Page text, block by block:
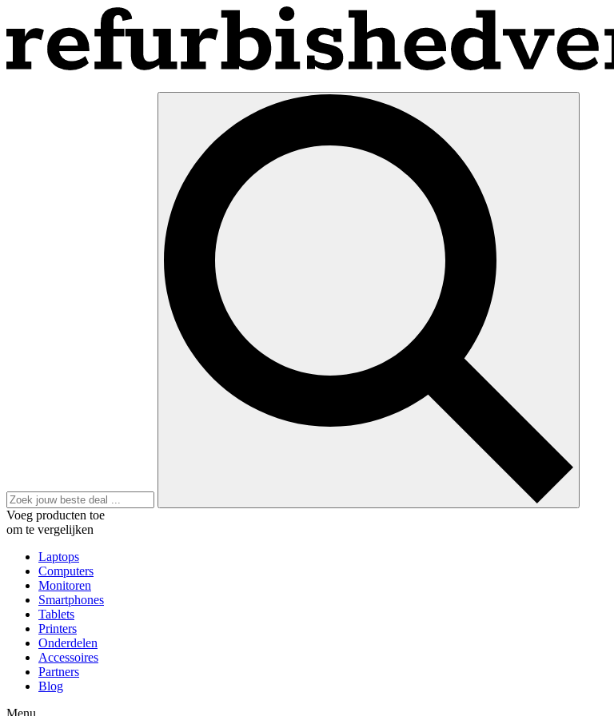
Voeg producten toe
om te vergelijken
Laptops
Computers
Monitoren
Smartphones
Tablets
Printers
Onderdelen
Accessoires
Partners
Blog